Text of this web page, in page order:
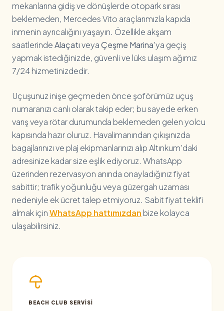
mekanlarına gidiş ve dönüşlerde otopark sırası
beklemeden, Mercedes Vito araçlarımızla kapıda
inmenin ayrıcalığını yaşayın. Özellikle akşam
saatlerindeAlaçatıveyaÇeşme Marina'ya geçiş
yapmak istediğinizde, güvenli ve lüks ulaşım ağımız
7/24 hizmetinizdedir.
Uçuşunuz inişe geçmeden önce şoförümüz uçuş
numaranızı canlı olarak takip eder; bu sayede erken
varış veya rötar durumunda beklemeden gelen yolcu
kapısında hazır oluruz. Havalimanından çıkışınızda
bagajlarınızı ve plaj ekipmanlarınızı alıp Altınkum'daki
adresinize kadar size eşlik ediyoruz. WhatsApp
üzerinden rezervasyon anında onayladığınız fiyat
sabittir; trafik yoğunluğu veya güzergah uzaması
nedeniyle ek ücret talep etmiyoruz. Sabit fiyat teklifi
almak içinWhatsApp hattımızdan bize kolayca
ulaşabilirsiniz.
BEACH CLUB SERVISI